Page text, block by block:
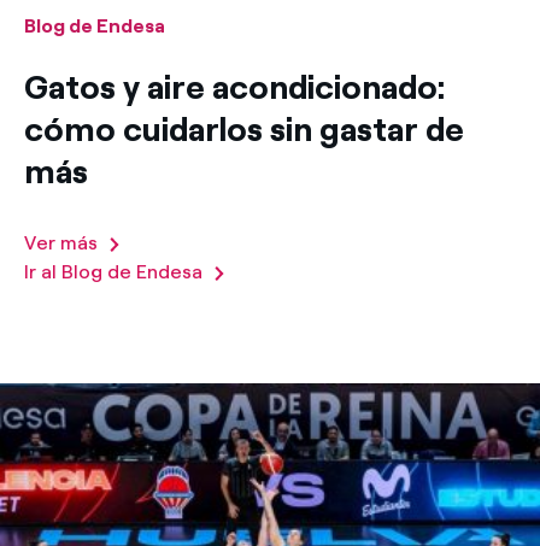
Blog de Endesa
Gatos y aire acondicionado:
cómo cuidarlos sin gastar de
más
Ver más
Ir al Blog de Endesa